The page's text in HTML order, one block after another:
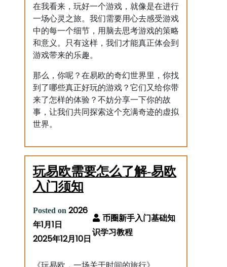
在我看来，玩好一个游戏，就像是在进行
一场心灵之旅。我们需要用心去感受游戏
中的每一个细节，用脑去思考游戏的策略
和意义。只有这样，我们才能真正体会到
游戏带来的乐趣。
那么，你呢？在易欧的奇幻世界里，你找
到了哪些真正好玩的游戏？它们又给你带
来了怎样的体验？不妨分享一下你的故
事，让我们共同探索这个充满奇迹的虚拟
世界。
玩易欧需要怎么了解-易欧
入门须知
Posted on 2026
年1月1日
2025年12月10日
《玩易欧，一场关于时间的旅行》